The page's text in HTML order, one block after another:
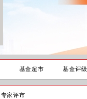
基金超市 基金评级
专家评市